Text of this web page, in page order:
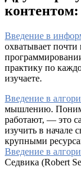
контентом:
Введение в
охватывает почти
практику по
изучаете.
Введение в
мышлению.
работают, — это
изучить в начале
крупными
Введение в
Седвика (Robert